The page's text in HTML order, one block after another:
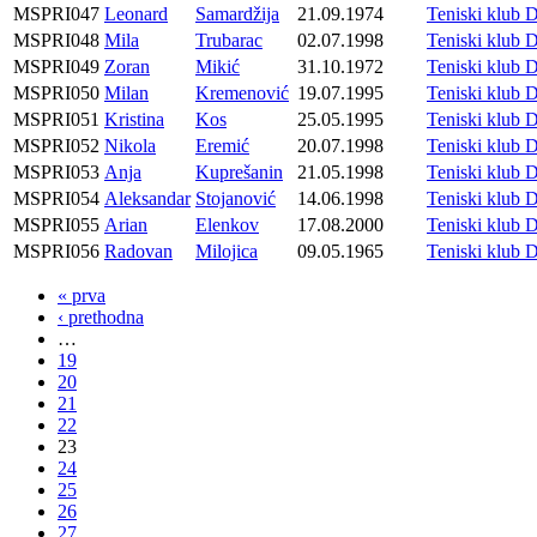
MSPRI047 Leonard Samardžija 21.09.1974
Teniski klub
MSPRI048 Mila Trubarac 02.07.1998
Teniski klub
MSPRI049 Zoran Mikić 31.10.1972
Teniski klub
MSPRI050 Milan Kremenović 19.07.1995
Teniski klub
MSPRI051 Kristina Kos 25.05.1995
Teniski klub
MSPRI052 Nikola Eremić 20.07.1998
Teniski klub
MSPRI053 Anja Kuprešanin 21.05.1998
Teniski klub
MSPRI054 Aleksandar Stojanović 14.06.1998
Teniski klub
MSPRI055 Arian Elenkov 17.08.2000
Teniski klub
MSPRI056 Radovan Milojica 09.05.1965 Teniski klub
« prva
‹ prethodna
…
19
20
21
22
23
24
25
26
27